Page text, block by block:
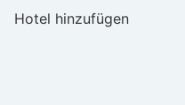
Hotel hinzufügen